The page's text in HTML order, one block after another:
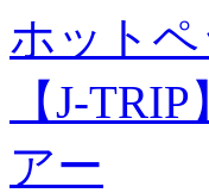
ホット
【J-
アー